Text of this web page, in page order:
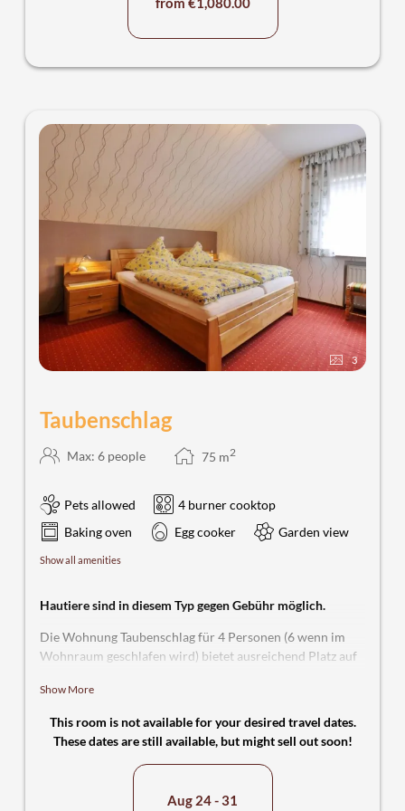
3
Taubenschlag
Max: 6 people 75 m2
Pets allowed
4 burner cooktop
Baking oven
Egg cooker Garden view
Show all amenities
Hautiere sind in diesem Typ gegen Gebühr möglich.
Die Wohnung Taubenschlag für 4 Personen (6 wenn im
Wohnraum geschlafen wird) bietet ausreichend Platz auf
einem Doppelbett und einem Kleiderschrank im
Terrasse zur Rückseite hat man eine schöne Sicht in die
grüne Umgebung und kann die Sonne den ganzen Tag
genießen. Im Wohnraum (Untergeschoss) finden Sie neben
Show More
This room is not available for your desired travel dates.
These dates are still available, but might sell out soon!
Aug 24 - 31